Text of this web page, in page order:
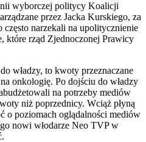
wyborczej politycy Koalicji
przez Jacka Kurskiego, za
narzekali na upolitycznienie
które rząd Zjednoczonej Prawicy
władzy, to kwoty przeznaczane
onkologię. Po dojściu do władzy
na potrzeby mediów
niż poprzednicy. Wciąż płyną
o poziomach oglądalności mediów
nowi włodarze Neo TVP w